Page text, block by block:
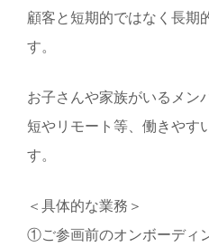
顧客と短期的ではなく長期
す。
お子さんや家族がいるメン
短やリモート等、働きやす
す。
＜具体的な業務＞
①ご参画前のオンボーディ